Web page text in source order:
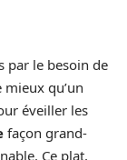
par le besoin de
qu’un
éveiller les
façon grand-
Ce plat,